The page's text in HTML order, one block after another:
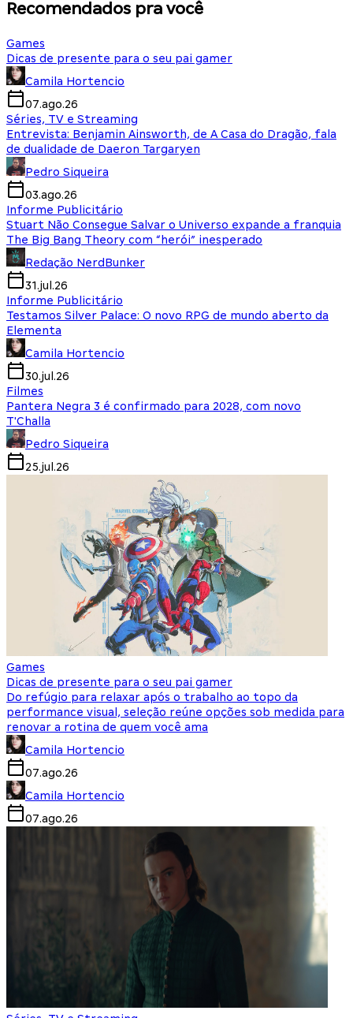
Recomendados pra você
Games
Dicas de presente para o seu pai gamer
Camila Hortencio
07.ago.26
Séries, TV e Streaming
Entrevista: Benjamin Ainsworth, de A Casa do Dragão, fala
de dualidade de Daeron Targaryen
Pedro Siqueira
03.ago.26
Informe Publicitário
Stuart Não Consegue Salvar o Universo expande a franquia
The Big Bang Theory com “herói” inesperado
Redação NerdBunker
31.jul.26
Informe Publicitário
Testamos Silver Palace: O novo RPG de mundo aberto da
Elementa
Camila Hortencio
30.jul.26
Filmes
Pantera Negra 3 é confirmado para 2028, com novo
T'Challa
Pedro Siqueira
25.jul.26
Games
Dicas de presente para o seu pai gamer
Do refúgio para relaxar após o trabalho ao topo da
performance visual, seleção reúne opções sob medida para
renovar a rotina de quem você ama
Camila Hortencio
07.ago.26
Camila Hortencio
07.ago.26